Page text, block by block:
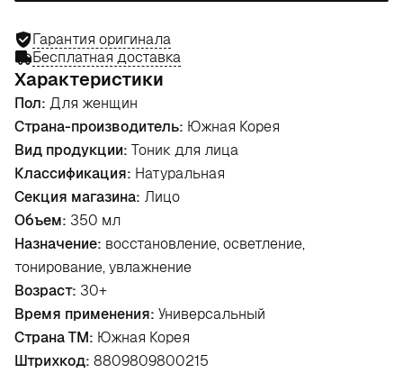
Гарантия оригинала
Бесплатная доставка
Характеристики
Пол: Для женщин
Страна-производитель: Южная Корея
Вид продукции: Тоник для лица
Классификация: Натуральная
Секция магазина: Лицо
Объем: 350 мл
Назначение: восстановление, осветление,
тонирование, увлажнение
Возраст: 30+
Время применения: Универсальный
Страна ТМ: Южная Корея
Штрихкод: 8809809800215